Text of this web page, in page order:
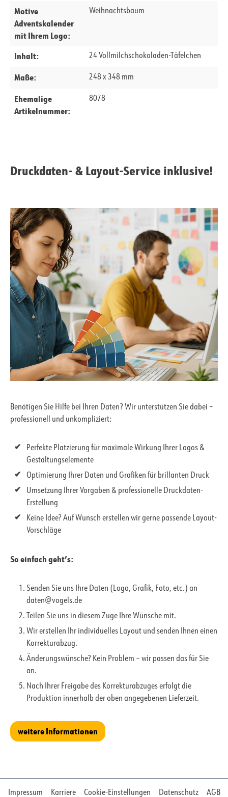
Motive
Adventskalender
mit Ihrem Logo:
Weihnachtsbaum
Inhalt: 24 Vollmilchschokoladen-Täfelchen
Maße: 248 x 348 mm
Ehemalige
Artikelnummer:
8078
Druckdaten- & Layout-Service inklusive!
Benötigen Sie Hilfe bei Ihren Daten? Wir unterstützen Sie dabei –
professionell und unkompliziert:
Perfekte Platzierung für maximale Wirkung Ihrer Logos &
Gestaltungselemente
Optimierung Ihrer Daten und Grafiken für brillanten Druck
Umsetzung Ihrer Vorgaben & professionelle Druckdaten-
Erstellung
Keine Idee? Auf Wunsch erstellen wir gerne passende Layout-
Vorschläge
So einfach geht’s:
Senden Sie uns Ihre Daten (Logo, Grafik, Foto, etc.) an
daten@vogels.de
Teilen Sie uns in diesem Zuge Ihre Wünsche mit.
Wir erstellen Ihr individuelles Layout und senden Ihnen einen
Korrekturabzug.
Änderungswünsche? Kein Problem – wir passen das für Sie
an.
Nach Ihrer Freigabe des Korrekturabzuges erfolgt die
Produktion innerhalb der oben angegebenen Lieferzeit.
weitere Informationen
Impressum Karriere Cookie-Einstellungen Datenschutz AGB